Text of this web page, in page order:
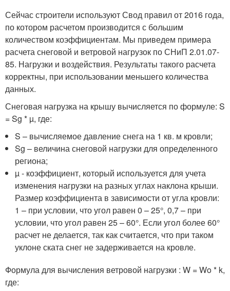
Сейчас строители используют Свод правил от 2016 года,
по котором расчетом производится с большим
количеством коэффициентам. Мы приведем примера
расчета снеговой и ветровой нагрузок по СНиП 2.01.07-
85. Нагрузки и воздействия. Результаты такого расчета
корректны, при использовании меньшего количества
данных.
Снеговая нагрузка на крышу вычисляется по формуле: S
= Sg * µ, где:
S – вычисляемое давление снега на 1 кв. м кровли;
Sg – величина снеговой нагрузки для определенного
региона;
µ - коэффициент, который используется для учета
изменения нагрузки на разных углах наклона крыши.
Размер коэффициента в зависимости от угла кровли:
1 – при условии, что угол равен 0 – 25°, 0,7 – при
условии, что угол равен 25 – 60°. Если угол более 60°
расчет не делается, так как считается, что при таком
уклоне ската снег не задерживается на кровле.
Формула для вычисления ветровой нагрузки : W = Wo * k,
где: